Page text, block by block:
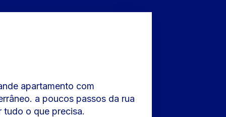
apartamento com
a poucos passos da rua
tudo o que precisa.